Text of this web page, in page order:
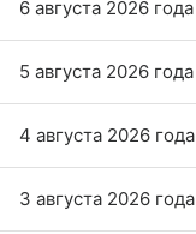
6 августа 2026 года
5 августа 2026 года
4 августа 2026 года
3 августа 2026 года